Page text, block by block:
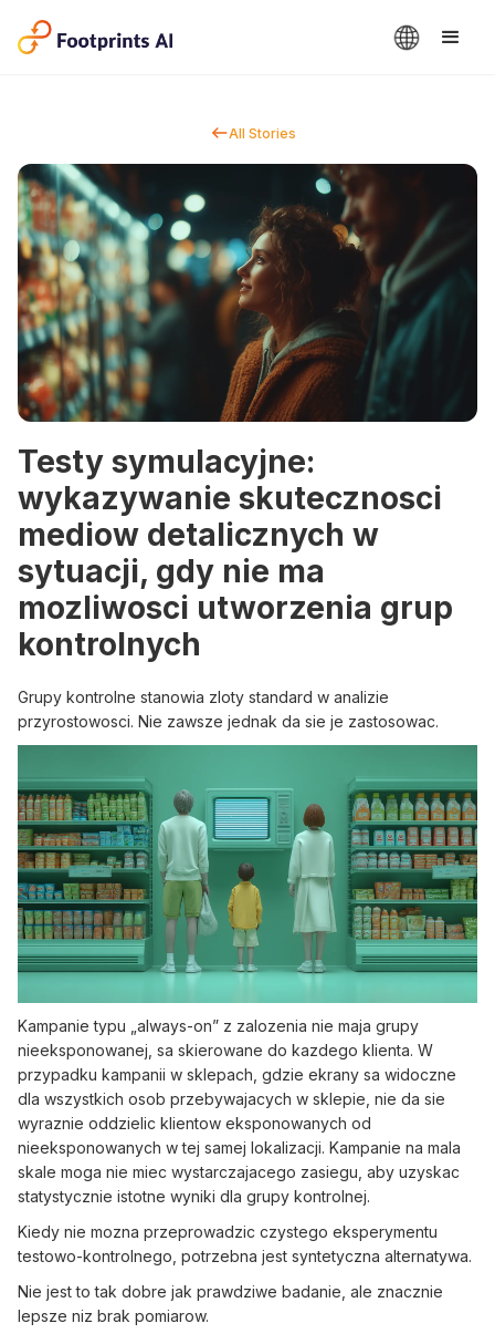
All Stories
Testy symulacyjne:
wykazywanie skutecznosci
mediow detalicznych w
sytuacji, gdy nie ma
mozliwosci utworzenia grup
kontrolnych
Grupy kontrolne stanowia zloty standard w analizie
przyrostowosci. Nie zawsze jednak da sie je zastosowac.
Kampanie typu „always-on” z zalozenia nie maja grupy
nieeksponowanej, sa skierowane do kazdego klienta. W
przypadku kampanii w sklepach, gdzie ekrany sa widoczne
dla wszystkich osob przebywajacych w sklepie, nie da sie
wyraznie oddzielic klientow eksponowanych od
nieeksponowanych w tej samej lokalizacji. Kampanie na mala
skale moga nie miec wystarczajacego zasiegu, aby uzyskac
statystycznie istotne wyniki dla grupy kontrolnej.
Kiedy nie mozna przeprowadzic czystego eksperymentu
testowo-kontrolnego, potrzebna jest syntetyczna alternatywa.
Nie jest to tak dobre jak prawdziwe badanie, ale znacznie
lepsze niz brak pomiarow.